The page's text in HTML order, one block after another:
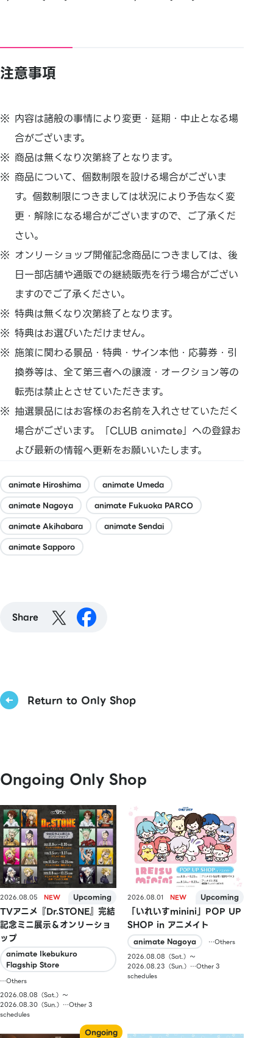
注意事項
内容は諸般の事情により変更・延期・中止となる場
合がございます。
商品は無くなり次第終了となります。
商品について、個数制限を設ける場合がございま
す。個数制限につきましては状況により予告なく変
更・解除になる場合がございますので、ご了承くだ
さい。
オンリーショップ開催記念商品につきましては、後
日一部店舗や通販での継続販売を行う場合がござい
ますのでご了承ください。
特典は無くなり次第終了となります。
特典はお選びいただけません。
施策に関わる景品・特典・サイン本他・応募券・引
換券等は、全て第三者への譲渡・オークション等の
転売は禁止とさせていただきます。
抽選景品にはお客様のお名前を入れさせていただく
場合がございます。「CLUB animate」への登録お
よび最新の情報へ更新をお願いいたします。
animate Hiroshima
animate Umeda
animate Nagoya
animate Fukuoka PARCO
animate Akihabara
animate Sendai
animate Sapporo
Share
Return to Only Shop
Ongoing Only Shop
2026.08.05
TVアニメ『Dr.STONE』完結
記念ミニ展示＆オンリーショ
ップ
animate Ikebukuro
Flagship Store
…Others
2026.08.08（Sat.）〜
2026.08.30（Sun.）…Other 3
schedules
2026.08.01
「いれいすminini」POP UP
SHOP in アニメイト
animate Nagoya
…Others
2026.08.08（Sat.）〜
2026.08.23（Sun.）…Other 3
schedules